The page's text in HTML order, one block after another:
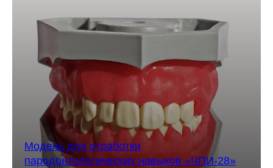
Модель для отработки
пародонтологических навыков «ЧПИ-28»